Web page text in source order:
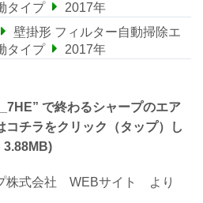
タイプ
2017年
壁掛形 フィルター自動掃除エ
タイプ 2017年
で終わるシャープのエア
コチラをクリック（タップ）し
株式会社 WEBサイト より